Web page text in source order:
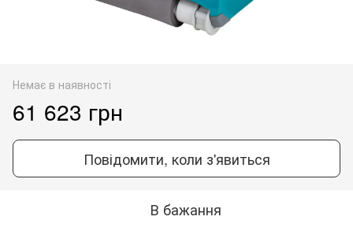
Немає в наявності
61 623 грн
Повідомити, коли з'явиться
В бажання